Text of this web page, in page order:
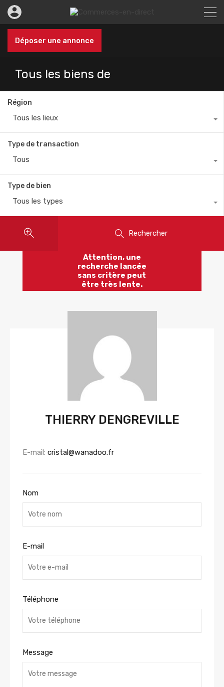
Déposer une annonce
Tous les biens de
Région
Tous les lieux
Type de transaction
Tous
Type de bien
Tous les types
Rechercher
Attention, une
recherche lancée
sans critère peut
être très lente.
THIERRY DENGREVILLE
E-mail: cristal@wanadoo.fr
Nom
E-mail
Téléphone
Message